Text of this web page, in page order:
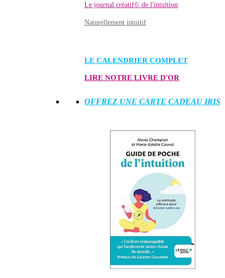
Le journal créatif© de l'intuition
Naturellement intuitif
LE CALENDRIER COMPLET
LIRE NOTRE LIVRE D'OR
OFFREZ UNE CARTE CADEAU IRIS